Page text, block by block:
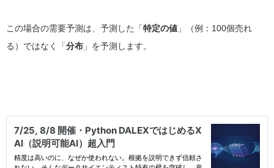
この場合の需要予測は、予測した「特定の値 」（例：100個売れ
る）ではなく「分布 」を予測します。